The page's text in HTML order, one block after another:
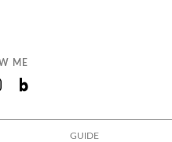
ME
GUIDE